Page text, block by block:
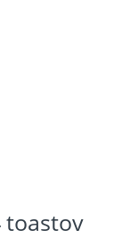
toastov